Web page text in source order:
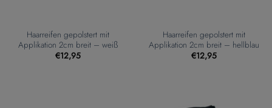
Haarreifen gepolstert mit
Applikation 2cm breit – weiß
€12,95
Haarreifen gepolstert mit
Applikation 2cm breit – hellblau
€12,95